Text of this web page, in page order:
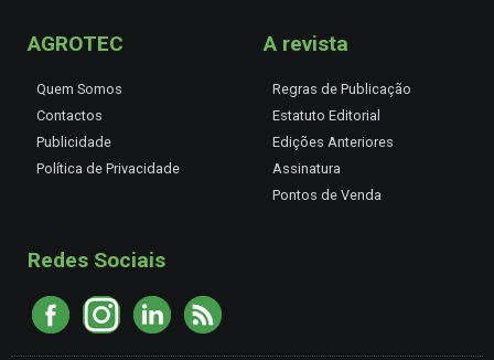
AGROTEC
Quem Somos
Contactos
Publicidade
Política de Privacidade
A revista
Regras de Publicação
Estatuto Editorial
Edições Anteriores
Assinatura
Pontos de Venda
Redes Sociais